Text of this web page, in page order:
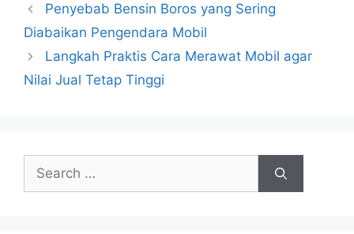
Penyebab Bensin Boros yang Sering
Diabaikan Pengendara Mobil
Langkah Praktis Cara Merawat Mobil agar
Nilai Jual Tetap Tinggi